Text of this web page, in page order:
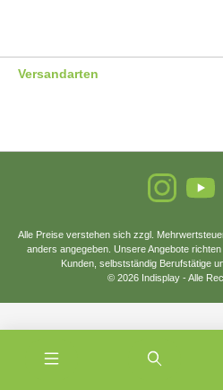
Versandarten
InstagramYouTube
Alle Preise verstehen sich zzgl.
anders angegeben. Unsere Angebote
Kunden, selbstständig Berufstätige
© 2026 Indisplay - Alle
(4.88 / 5)
Bewertungen bei: